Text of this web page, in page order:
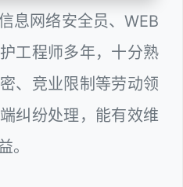
息网络安全员、WEB
工程师多年，十分熟
、竞业限制等劳动领
纠纷处理，能有效维
。